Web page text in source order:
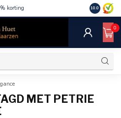
korting 10.0
0
MET PETRIE